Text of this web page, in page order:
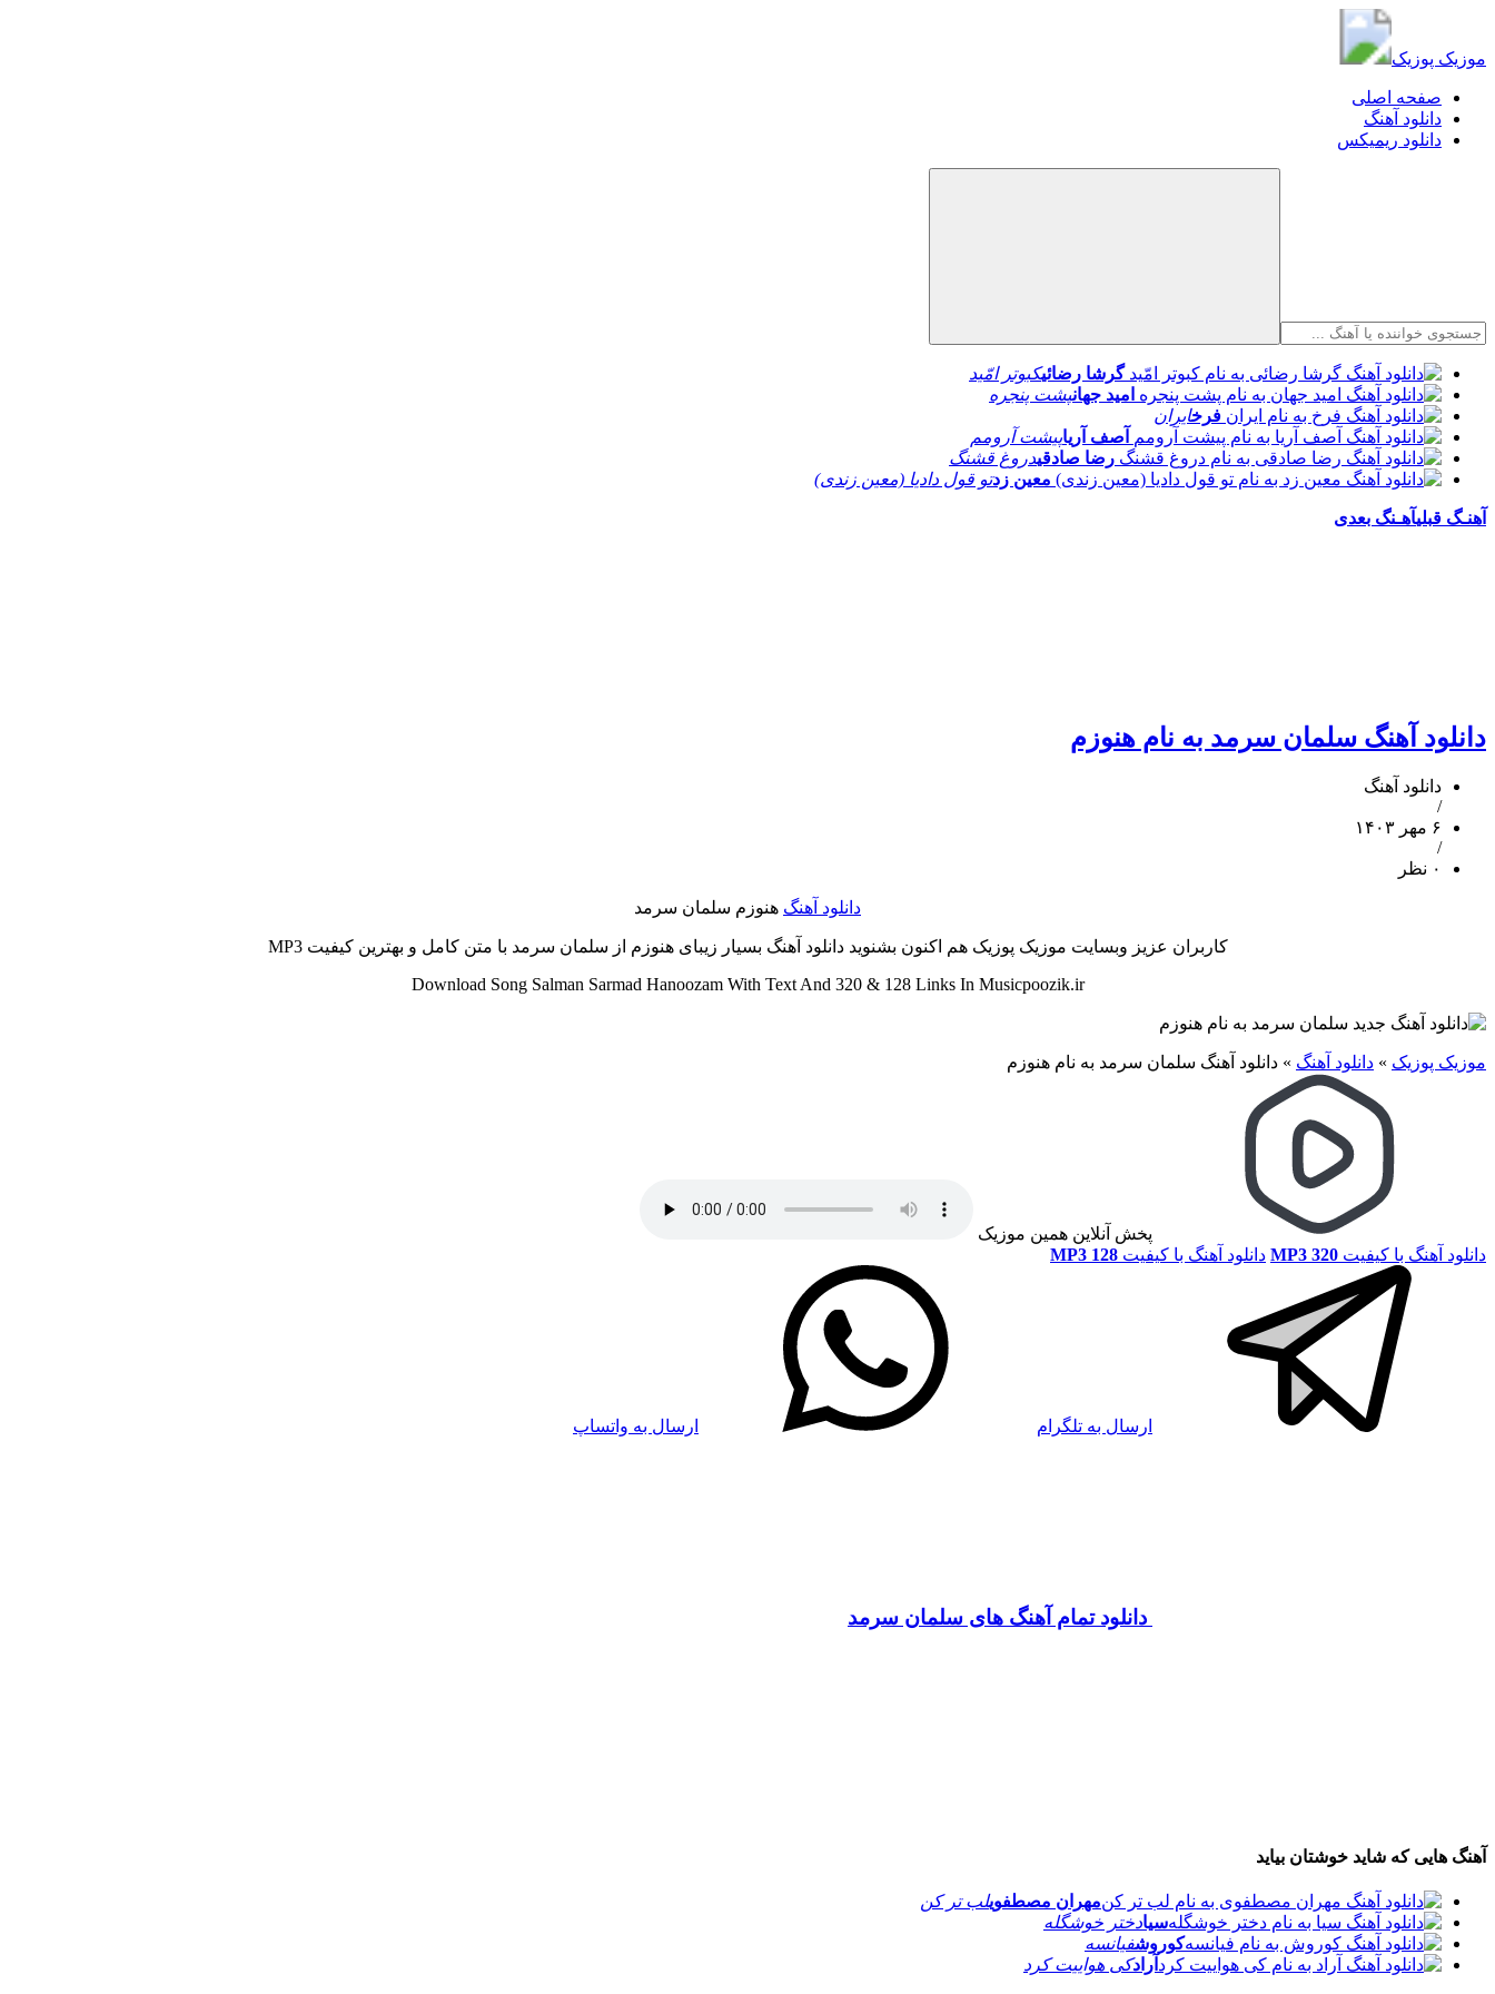
موزیک پوزیک
صفحه اصلی
دانلود آهنگ
دانلود ریمیکس
گرشا رضائیکبوتر امّید
امید جهانپشت پنجره
فرخایران
آصف آریاپیشت آرومم
رضا صادقیدروغ قشنگ
معین زدتو قول دادیا (معین زندی)
آهنـگ قبلیآهـنگ بعدی
دانلود آهنگ سلمان سرمد به نام هنوزم
دانلود آهنگ
/
۶ مهر ۱۴۰۳
/
۰ نظر
دانلود آهنگ هنوزم سلمان سرمد
کاربران عزیز وبسایت موزیک پوزیک هم اکنون بشنوید دانلود آهنگ بسیار زیبای هنوزم از سلمان سرمد با متن کامل و بهترین کیفیت MP3
Download Song Salman Sarmad Hanoozam With Text And 320 & 128 Links In Musicpoozik.ir
موزیک پوزیک » دانلود آهنگ » دانلود آهنگ سلمان سرمد به نام هنوزم
پخش آنلاین همین موزیک
دانلود آهنگ با کیفیت MP3 320 دانلود آهنگ با کیفیت MP3 128
ارسال به تلگرام ارسال به واتساپ
دانلود تمام آهنگ های سلمان سرمد
آهنگ هایی که شاید خوشتان بیاید
مهران مصطفویلب تر کن
سیادختر خوشگله
کوروشفیانسه
آرادکی هواییت کرد